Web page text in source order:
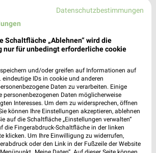
16,5 km
porta
Datenschutzbestimmungen
Schaltfläche „Ablehnen“ wird die
nur für unbedingt erforderliche cookie
und/oder greifen auf Informationen auf
eindeutige IDs in cookie und anderen
Daten zu verarbeiten. Einige
personenbezogenen Daten möglicherweise
Interesses. Um dem zu widersprechen, öffnen
können Ihre Einstellungen akzeptieren, ablehnen
auf die Schaltfläche „Einstellungen verwalten“
die Fingerabdruck-Schaltfläche in der linken
klicken. Um Ihre Einwilligung zu widerrufen,
oder den Link in der Fußzeile der Website